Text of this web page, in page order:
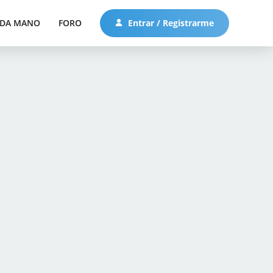
MANO FORO Entrar / Registrarme